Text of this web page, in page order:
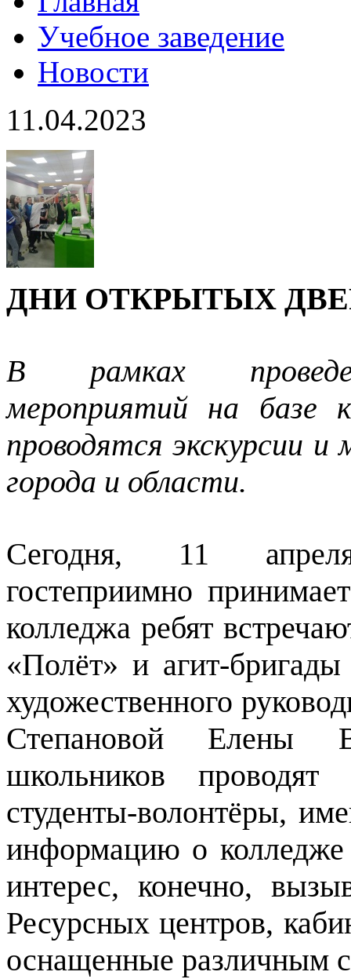
Учебное заведение
Новости
11.04.2023
ДНИ ОТКРЫТЫХ
В рамках
мероприятий на базе
проводятся экскурсии и
города и области.
Сегодня, 11
гостеприимно
колледжа ребят
«Полёт» и агит-
художественного
Степановой Елены
школьников проводят
студенты-волонтёры,
информацию о
интерес, конечно,
Ресурсных центров,
оснащенные различным